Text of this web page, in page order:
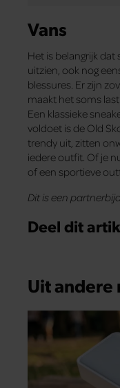
Vans
Het is belangrijk dat
uitzien, ook nog
blessures. Er zijn
maakt het soms
Een klassieke
voldoet is de Old
trendy uit, zitten
iedere outfit. Of je
of een sportieve
Dit is een
Deel dit
Uit andere